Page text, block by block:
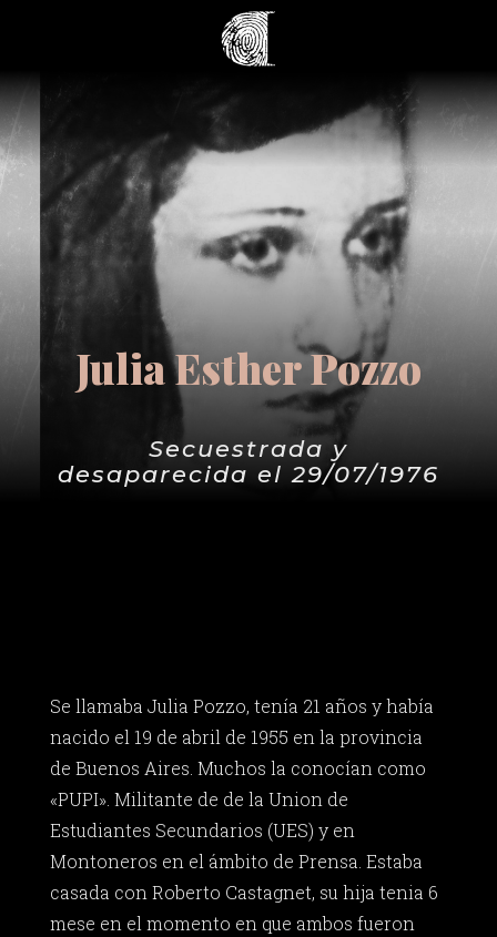
Julia Esther Pozzo
Secuestrada y
desaparecida el 29/07/1976
Se llamaba Julia Pozzo, tenía 21 años y había
nacido el 19 de abril de 1955 en la provincia
de Buenos Aires. Muchos la conocían como
«PUPI». Militante de de la Union de
Estudiantes Secundarios (UES) y en
Montoneros en el ámbito de Prensa. Estaba
casada con Roberto Castagnet, su hija tenia 6
mese en el momento en que ambos fueron